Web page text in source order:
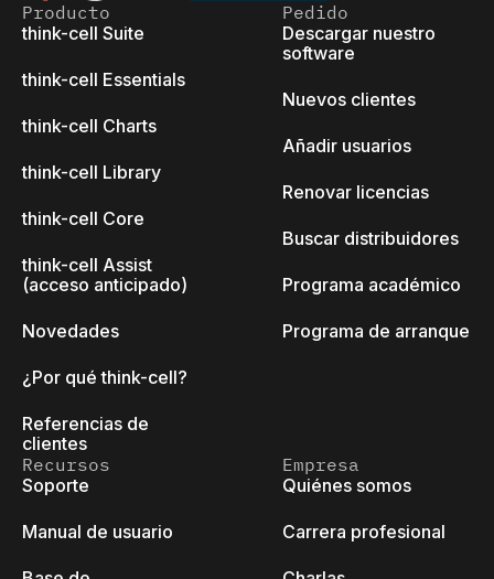
Producto
think-cell Suite
think-cell Essentials
think-cell Charts
think-cell Library
think-cell Core
think-cell Assist
(acceso anticipado)
Novedades
¿Por qué think-cell?
Referencias de
clientes
Pedido
Descargar nuestro
software
Nuevos clientes
Añadir usuarios
Renovar licencias
Buscar distribuidores
Programa académico
Programa de arranque
Recursos
Soporte
Manual de usuario
Empresa
Quiénes somos
Carrera profesional